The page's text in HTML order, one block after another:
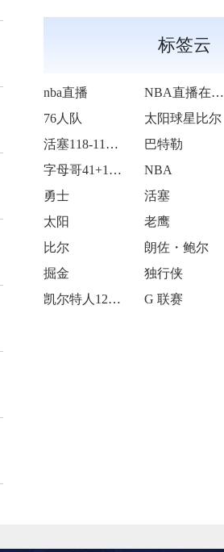
标签云
nba直播 NBA直播在线观看
76人队
太阳球星比尔
活塞118-115逆转险胜开拓者
巴特勒
字母哥41+14班凯罗复出34+7 雄鹿
NBA
勇士
活塞
太阳
老鹰
比尔
朗佐・鲍尔
掘金
独行侠
凯尔特人120-119险胜鹈鹕
G 联赛